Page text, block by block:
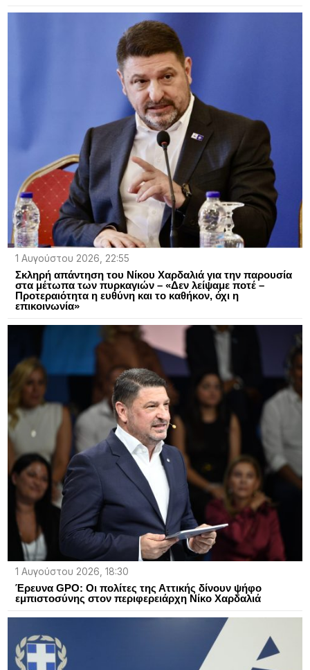
1 Αυγούστου 2026, 22:55
Σκληρή απάντηση του Νίκου Χαρδαλιά για την παρουσία
στα μέτωπα των πυρκαγιών – «Δεν λείψαμε ποτέ –
Προτεραιότητα η ευθύνη και το καθήκον, όχι η
επικοινωνία»
1 Αυγούστου 2026, 18:30
Έρευνα GPO: Οι πολίτες της Αττικής δίνουν ψήφο
εμπιστοσύνης στον περιφερειάρχη Νίκο Χαρδαλιά